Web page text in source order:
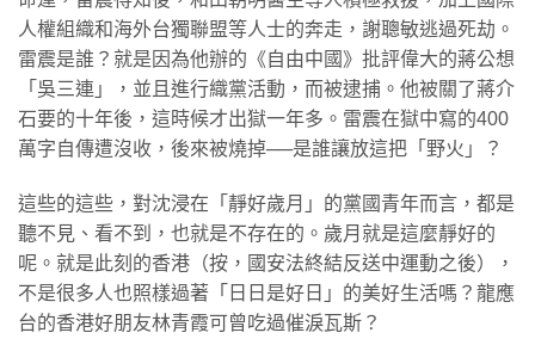
人權組織和海外台獨聯盟等人士的奔走，謝聰敏逃過死劫。
雷震是誰？就是因為他辦的《自由中國》批評偉大的蔣公想
「吳三連」，並且進行織黨活動，而被逮捕。他被關了蔣介
石要的十年後，這時候才出獄一年多。雷震在獄中寫的400
萬字自傳遭沒收，後來被燒掉──是誰讓放這把「野火」？
這些的這些，對沈浸在「靜好歲月」的黨國青年而言，都是
聽不見、看不到，也就是不存在的。歲月就是這麼靜好的
呢。就是此刻的香港（按，國安法終結反送中運動之後），
不是很多人也照樣過著「日日是好日」的美好生活嗎？龍應
台的香港好朋友林青霞可曾吃過催淚瓦斯？